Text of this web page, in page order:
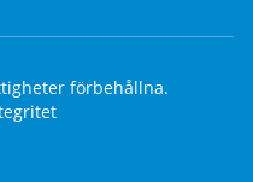
förbehållna.